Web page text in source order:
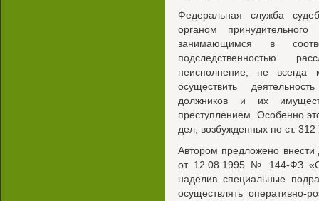
Федеральная служба
органом
занимающимся в
подследственностью
неисполнение, не всегда
осуществить
должников и их
преступлением. Особенно
дел, возбужденных по ст. 312
Автором предложено внести
от 12.08.1995 № 144-ФЗ
наделив специальные
осуществлять оперативно-